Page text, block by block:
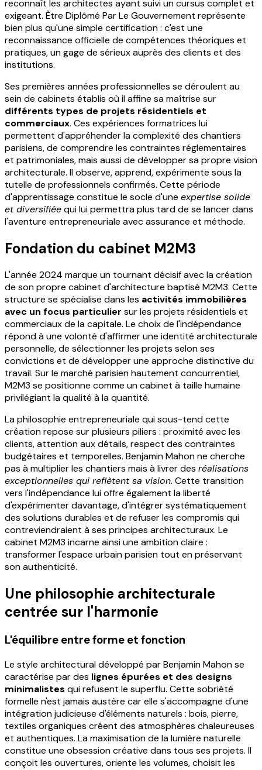
reconnaît les architectes ayant suivi un cursus complet et
exigeant. Être Diplômé Par Le Gouvernement représente
bien plus qu'une simple certification : c'est une
reconnaissance officielle de compétences théoriques et
pratiques, un gage de sérieux auprès des clients et des
institutions.
Ses premières années professionnelles se déroulent au
sein de cabinets établis où il affine sa maîtrise sur
différents types de projets résidentiels et
commerciaux. Ces expériences formatrices lui
permettent d'appréhender la complexité des chantiers
parisiens, de comprendre les contraintes réglementaires
et patrimoniales, mais aussi de développer sa propre vision
architecturale. Il observe, apprend, expérimente sous la
tutelle de professionnels confirmés. Cette période
d'apprentissage constitue le socle d'une expertise solide
et diversifiéequi lui permettra plus tard de se lancer dans
l'aventure entrepreneuriale avec assurance et méthode.
Fondation du cabinet M2M3
L'année 2024 marque un tournant décisif avec la création
de son propre cabinet d'architecture baptisé M2M3. Cette
structure se spécialise dans les activités immobilières
avec un focus particulier sur les projets résidentiels et
commerciaux de la capitale. Le choix de l'indépendance
répond à une volonté d'affirmer une identité architecturale
personnelle, de sélectionner les projets selon ses
convictions et de développer une approche distinctive du
travail. Sur le marché parisien hautement concurrentiel,
M2M3 se positionne comme un cabinet à taille humaine
privilégiant la qualité à la quantité.
La philosophie entrepreneuriale qui sous-tend cette
création repose sur plusieurs piliers : proximité avec les
clients, attention aux détails, respect des contraintes
budgétaires et temporelles. Benjamin Mahon ne cherche
pas à multiplier les chantiers mais à livrer des réalisations
exceptionnelles qui reflètent sa vision. Cette transition
vers l'indépendance lui offre également la liberté
d'expérimenter davantage, d'intégrer systématiquement
des solutions durables et de refuser les compromis qui
contreviendraient à ses principes architecturaux. Le
cabinet M2M3 incarne ainsi une ambition claire :
transformer l'espace urbain parisien tout en préservant
son authenticité.
Une philosophie architecturale
centrée sur l'harmonie
L'équilibre entre forme et fonction
Le style architectural développé par Benjamin Mahon se
caractérise par des lignes épurées et des designs
minimalistes qui refusent le superflu. Cette sobriété
formelle n'est jamais austère car elle s'accompagne d'une
intégration judicieuse d'éléments naturels : bois, pierre,
textiles organiques créent des atmosphères chaleureuses
et authentiques. La maximisation de la lumière naturelle
constitue une obsession créative dans tous ses projets. Il
conçoit les ouvertures, oriente les volumes, choisit les